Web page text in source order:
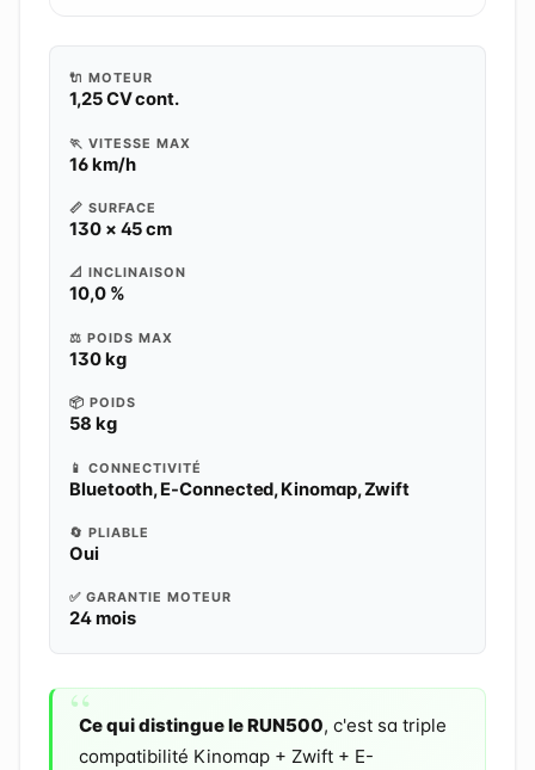
🔌 MOTEUR
1,25 CV cont.
🏃 VITESSE MAX
16 km/h
📏 SURFACE
130 × 45 cm
📐 INCLINAISON
10,0 %
⚖️ POIDS MAX
130 kg
📦 POIDS
58 kg
📱 CONNECTIVITÉ
Bluetooth, E-Connected, Kinomap, Zwift
🔄 PLIABLE
Oui
✅ GARANTIE MOTEUR
24 mois
Ce qui distingue le RUN500, c'est sa triple
compatibilité Kinomap + Zwift + E-